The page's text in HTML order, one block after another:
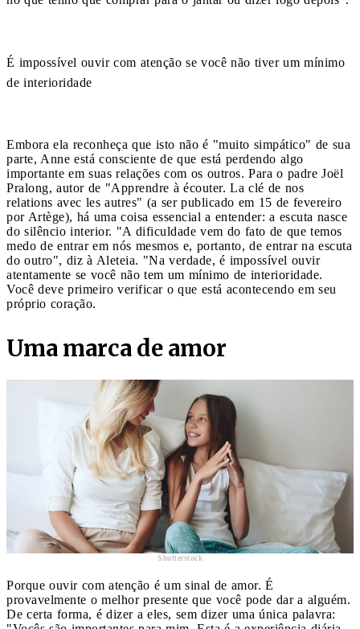
É impossível ouvir com atenção se você não tiver um mínimo
de interioridade
Embora ela reconheça que isto não é "muito simpático" de sua
parte, Anne está consciente de que está perdendo algo
importante em suas relações com os outros. Para o padre Joël
Pralong, autor de "Apprendre à écouter. La clé de nos
relations avec les autres" (a ser publicado em 15 de fevereiro
por Artège), há uma coisa essencial a entender: a escuta nasce
do silêncio interior. "A dificuldade vem do fato de que temos
medo de entrar em nós mesmos e, portanto, de entrar na escuta
do outro", diz à Aleteia. "Na verdade, é impossível ouvir
atentamente se você não tem um mínimo de interioridade.
Você deve primeiro verificar o que está acontecendo em seu
próprio coração.
Uma marca de amor
Shutterstock
Porque ouvir com atenção é um sinal de amor. É
provavelmente o melhor presente que você pode dar a alguém.
De certa forma, é dizer a eles, sem dizer uma única palavra: